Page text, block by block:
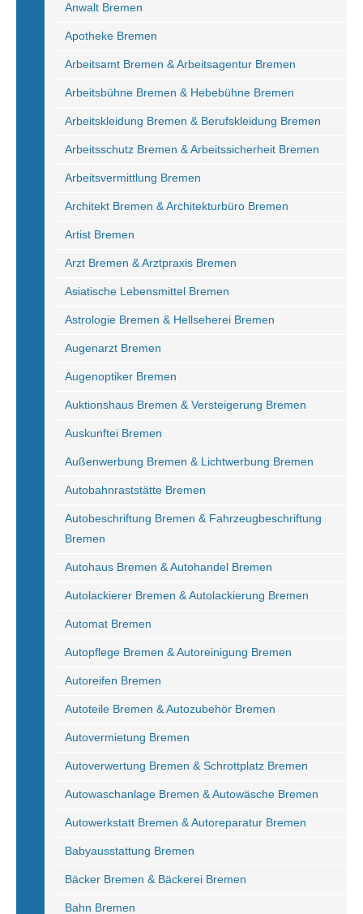
Anwalt Bremen
Apotheke Bremen
Arbeitsamt Bremen & Arbeitsagentur Bremen
Arbeitsbühne Bremen & Hebebühne Bremen
Arbeitskleidung Bremen & Berufskleidung Bremen
Arbeitsschutz Bremen & Arbeitssicherheit Bremen
Arbeitsvermittlung Bremen
Architekt Bremen & Architekturbüro Bremen
Artist Bremen
Arzt Bremen & Arztpraxis Bremen
Asiatische Lebensmittel Bremen
Astrologie Bremen & Hellseherei Bremen
Augenarzt Bremen
Augenoptiker Bremen
Auktionshaus Bremen & Versteigerung Bremen
Auskunftei Bremen
Außenwerbung Bremen & Lichtwerbung Bremen
Autobahnraststätte Bremen
Autobeschriftung Bremen & Fahrzeugbeschriftung
Bremen
Autohaus Bremen & Autohandel Bremen
Autolackierer Bremen & Autolackierung Bremen
Automat Bremen
Autopflege Bremen & Autoreinigung Bremen
Autoreifen Bremen
Autoteile Bremen & Autozubehör Bremen
Autovermietung Bremen
Autoverwertung Bremen & Schrottplatz Bremen
Autowaschanlage Bremen & Autowäsche Bremen
Autowerkstatt Bremen & Autoreparatur Bremen
Babyausstattung Bremen
Bäcker Bremen & Bäckerei Bremen
Bahn Bremen